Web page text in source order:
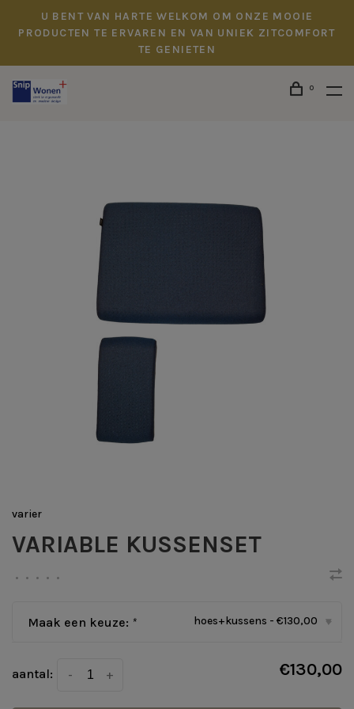
U BENT VAN HARTE WELKOM OM ONZE MOOIE
PRODUCTEN TE ERVAREN EN VAN UNIEK ZITCOMFORT
TE GENIETEN
0
varier
VARIABLE KUSSENSET
• • • • •
Maak een keuze: * hoes+kussens - €130,00 ▾
aantal: +
- €130,00